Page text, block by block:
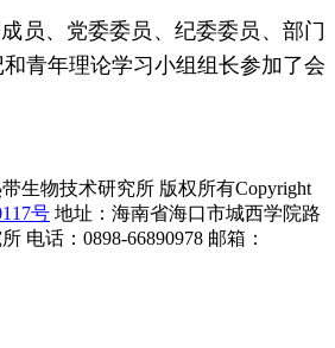
员、党委委员、纪委委员、部门
青年理论学习小组组长参加了会
生物技术研究所 版权所有Copyright
号 地址：海南省海口市城西学院路
电话：0898-66890978 邮箱：